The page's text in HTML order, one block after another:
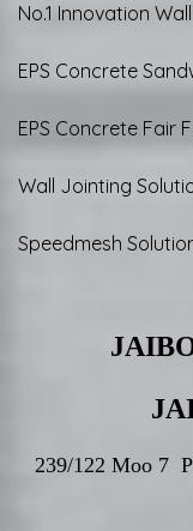
No.1 Innovation
EPS Concrete
EPS Concrete Fair
Wall Jointing
Speedmesh
239/122 Moo 7